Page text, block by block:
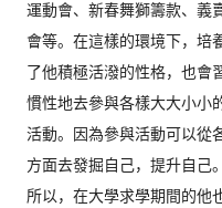
運動會、新春舞獅籌款、義
會等。在這樣的環境下， 培
了他積極活潑的性格， 也會
慣性地去參與各樣大大小小
活動。
因為參與活動可以從
方面去發掘自己，提升自己。
所以， 在大學求學期間的他